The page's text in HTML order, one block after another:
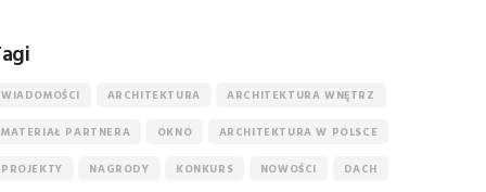
WIADOMOŚCI ARCHITEKTURA ARCHITEKTURA WNĘTRZ
MATERIAŁ PARTNERA OKNO ARCHITEKTURA W POLSCE
PROJEKTY NAGRODY KONKURS NOWOŚCI DACH